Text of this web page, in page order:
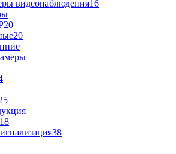
видеонаблюдения16
20
20
38